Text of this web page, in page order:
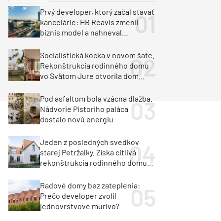
Klimatizácia a vetranie
Milan Murcka
Prvý developer, ktorý začal stavať
kancelárie: HB Reavis zmenil
biznis model a nahneval
Socialistická kocka v novom šate.
Rekonštrukcia rodinného domu
vo Svätom Jure otvorila dom
Pod asfaltom bola vzácna dlažba.
Nádvorie Pistoriho paláca
dostalo novú energiu
Jeden z posledných svedkov
starej Petržalky. Získa citlivá
rekonštrukcia rodinného domu
Radové domy bez zateplenia:
Prečo developer zvolil
jednovrstvové murivo?